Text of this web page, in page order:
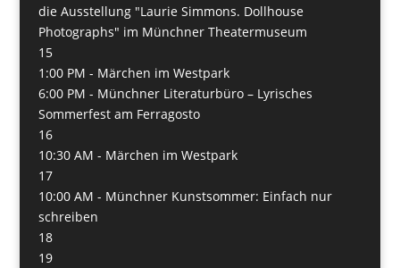
die Ausstellung "Laurie Simmons. Dollhouse
Photographs" im Münchner Theatermuseum
15
1:00 PM - Märchen im Westpark
6:00 PM - Münchner Literaturbüro – Lyrisches
Sommerfest am Ferragosto
16
10:30 AM - Märchen im Westpark
17
10:00 AM - Münchner Kunstsommer: Einfach nur
schreiben
18
19